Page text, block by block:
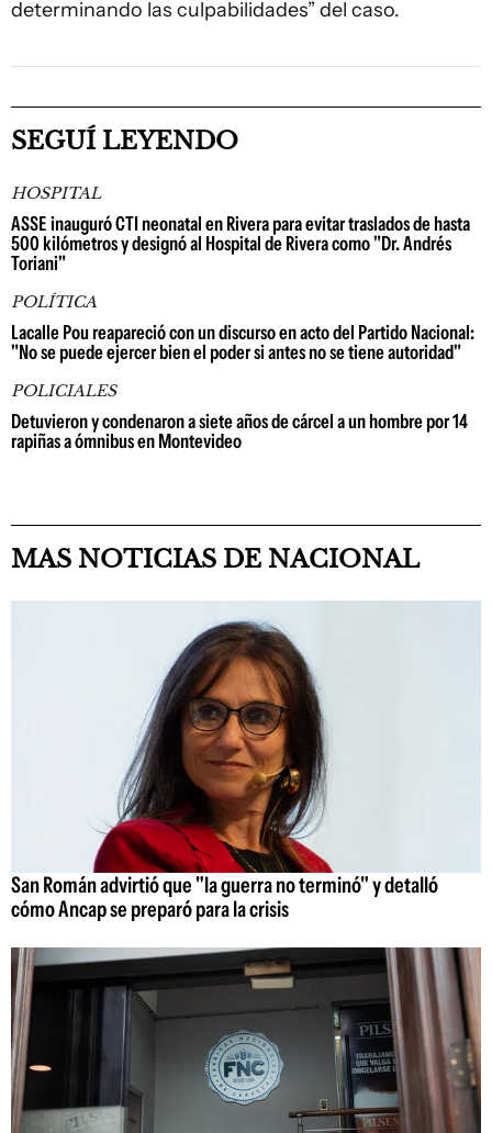
determinando las culpabilidades” del caso.
SEGUÍ LEYENDO
HOSPITAL
ASSE inauguró CTI neonatal en Rivera para evitar traslados de hasta
500 kilómetros y designó al Hospital de Rivera como "Dr. Andrés
Toriani"
POLÍTICA
Lacalle Pou reapareció con un discurso en acto del Partido Nacional:
"No se puede ejercer bien el poder si antes no se tiene autoridad"
POLICIALES
Detuvieron y condenaron a siete años de cárcel a un hombre por 14
rapiñas a ómnibus en Montevideo
MAS NOTICIAS DE NACIONAL
San Román advirtió que "la guerra no terminó" y detalló
cómo Ancap se preparó para la crisis